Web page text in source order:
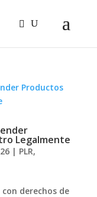
Legalmente
| PLR,
derechos de